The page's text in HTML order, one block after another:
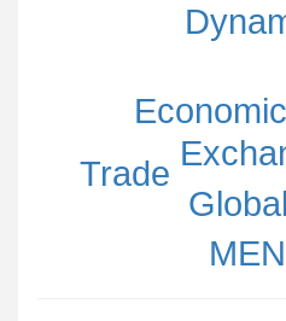
Trade